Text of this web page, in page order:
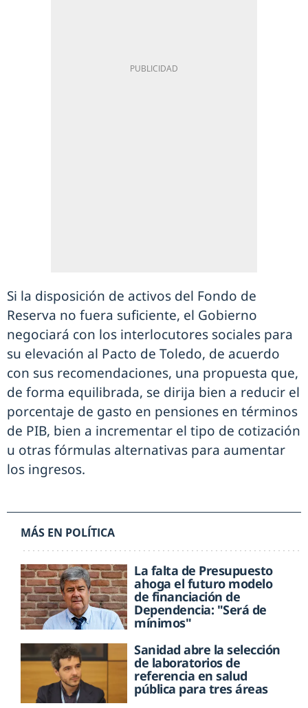
Si la disposición de activos del Fondo de
Reserva no fuera suficiente, el Gobierno
negociará con los interlocutores sociales para
su elevación al Pacto de Toledo, de acuerdo
con sus recomendaciones, una propuesta que,
de forma equilibrada, se dirija bien a reducir el
porcentaje de gasto en pensiones en términos
de PIB, bien a incrementar el tipo de cotización
u otras fórmulas alternativas para aumentar
los ingresos.
MÁS EN POLÍTICA
La falta de Presupuesto
ahoga el futuro modelo
de financiación de
Dependencia: "Será de
mínimos"
Sanidad abre la selección
de laboratorios de
referencia en salud
pública para tres áreas